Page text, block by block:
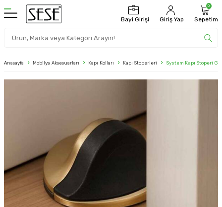
Bayi Girişi Giriş Yap
0
Sepetim
Anasayfa Mobilya Aksesuarları Kapı Kolları Kapı Stoperleri System Kapı Stoperi